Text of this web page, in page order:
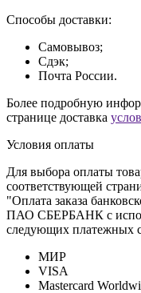
Способы доставки:
Самовывоз;
Сдэк;
Почта России.
Более подробную
странице доставка
Условия оплаты
Для выбора оплаты
соответствующей
"Оплата заказа
ПАО СБЕРБАНК с
следующих платежных
МИР
VISA
Mastercard